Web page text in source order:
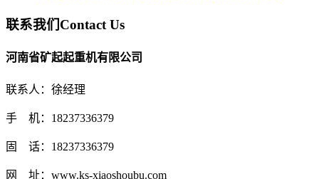
联系我们Contact Us
河南省矿起起重机有限公司
联系人：徐经理
手 机：18237336379
固 话：18237336379
网 址：www.ks-xiaoshoubu.com